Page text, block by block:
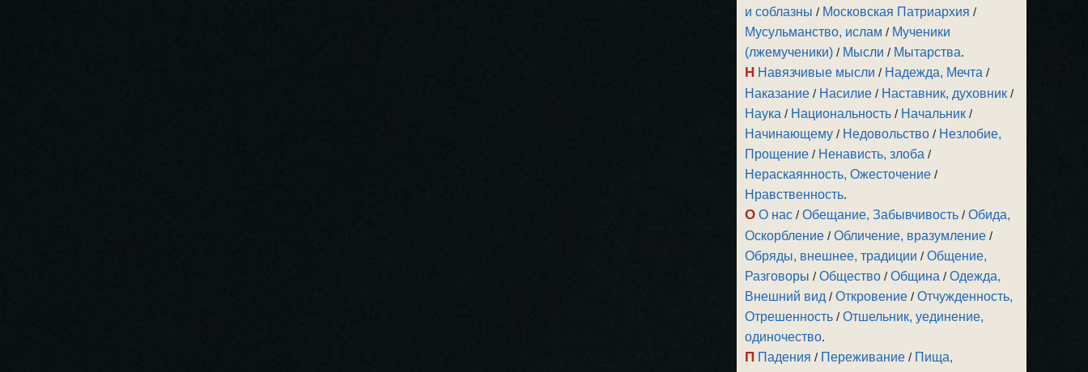
и соблазны / Московская Патриархия /
Мусульманство, ислам / Мученики
(лжемученики) / Мысли / Мытарства.
Н Навязчивые мысли / Надежда, Мечта /
Наказание / Насилие / Наставник, духовник /
Наука / Национальность / Начальник /
Начинающему / Недовольство / Незлобие,
Прощение / Ненависть, злоба /
Нераскаянность, Ожесточение /
Нравственность.
О О нас /Обещание, Забывчивость /Обида,
Оскорбление /Обличение, вразумление /
Обряды, внешнее, традиции /Общение,
Разговоры /Общество /Община /Одежда,
Внешний вид /Откровение /Отчужденность,
Отрешенность /Отшельник, уединение,
одиночество.
П Падения / Переживание / Пища,